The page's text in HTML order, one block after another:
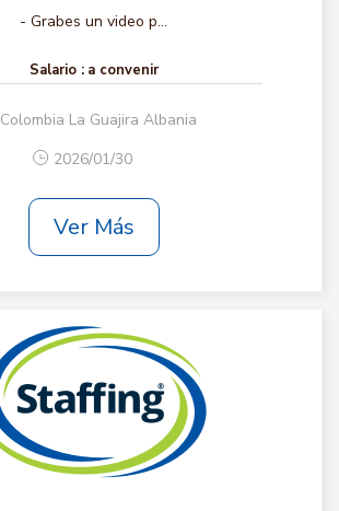
- Grabes un video p...
Salario : a convenir
Colombia La Guajira Albania
2026/01/30
Ver Más